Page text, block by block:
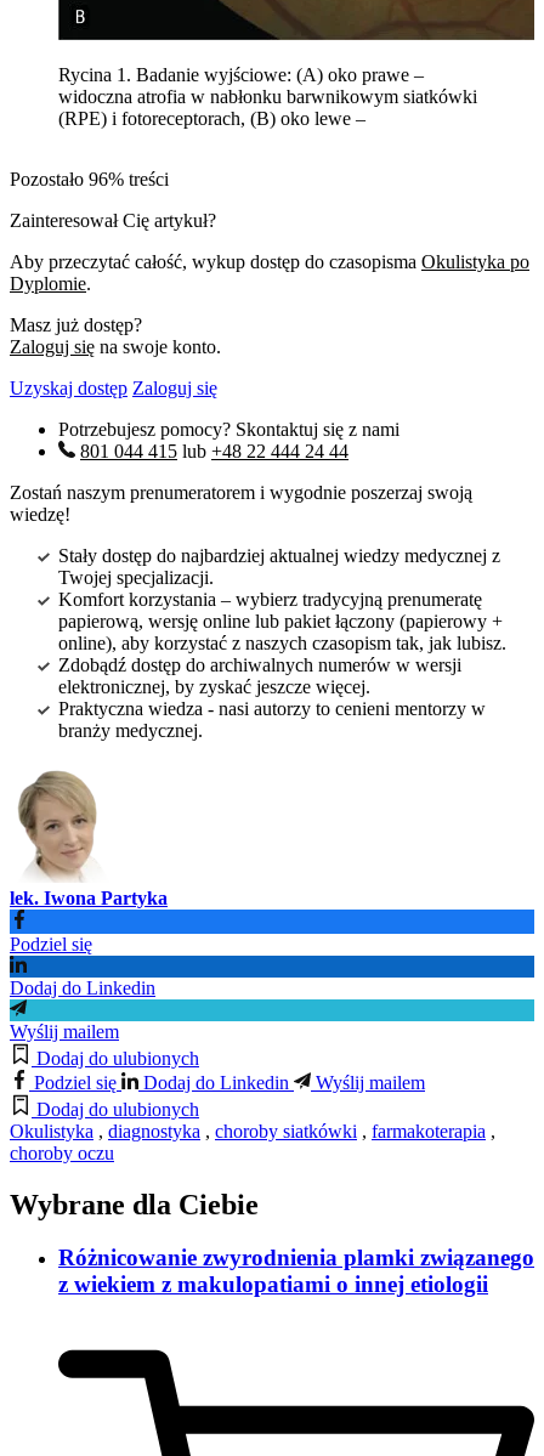
Rycina 1. Badanie wyjściowe: (A) oko prawe –
widoczna atrofia w nabłonku barwnikowym siatkówki
(RPE) i fotoreceptorach, (B) oko lewe –
Pozostało 96% treści
Zainteresował Cię artykuł?
Aby przeczytać całość, wykup dostęp do czasopisma Okulistyka po
Dyplomie.
Masz już dostęp?
Zaloguj się na swoje konto.
Uzyskaj dostęp Zaloguj się
Potrzebujesz pomocy? Skontaktuj się z nami
801 044 415 lub +48 22 444 24 44
Zostań naszym prenumeratorem i wygodnie poszerzaj swoją
wiedzę!
Stały dostęp do najbardziej aktualnej wiedzy medycznej z
Twojej specjalizacji.
Komfort korzystania – wybierz tradycyjną prenumeratę
papierową, wersję online lub pakiet łączony (papierowy +
online), aby korzystać z naszych czasopism tak, jak lubisz.
Zdobądź dostęp do archiwalnych numerów w wersji
elektronicznej, by zyskać jeszcze więcej.
Praktyczna wiedza - nasi autorzy to cenieni mentorzy w
branży medycznej.
lek. Iwona Partyka
Podziel się
Dodaj do Linkedin
Wyślij mailem
Dodaj do ulubionych
Podziel się
Dodaj do Linkedin
Wyślij mailem
Dodaj do ulubionych
Okulistyka , diagnostyka , choroby siatkówki , farmakoterapia ,
choroby oczu
Wybrane dla Ciebie
Różnicowanie zwyrodnienia plamki związanego
z wiekiem z makulopatiami o innej etiologii